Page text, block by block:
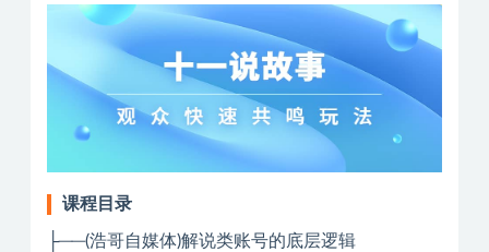
课程目录
├──(浩哥自媒体)解说类账号的底层逻辑